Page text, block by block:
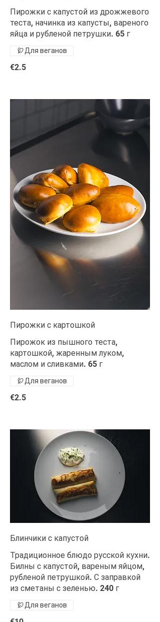
Пирожки с капустой из дрожжевого
теста, начинка из капусты, вареного
яйца и рубленой петрушки. 65 г
€2.5
Для веганов
Пирожки с картошкой
Пирожок из пышного теста,
картошкой, жаренным луком,
маслом и сливками. 65 г
€2.5
Для веганов
Блинчики с капустой
Традиционное блюдо русской кухни.
Билны с капустой, вареным яйцом,
рубленой петрушкой. С заправкой
из сметаны с зеленью. 240 г
Для веганов